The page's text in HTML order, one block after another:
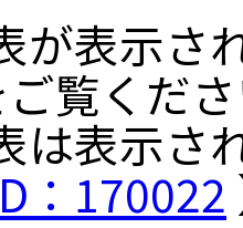
が表示
覧くだ
は表示
：170022